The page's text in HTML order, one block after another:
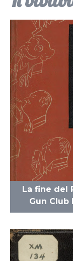
La fine del
Gun Club